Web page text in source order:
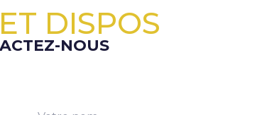
DISPOS
NOUS